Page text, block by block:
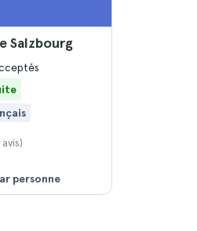
Salzbourg
personne